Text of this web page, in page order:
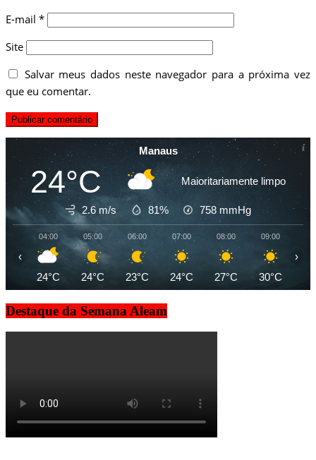
E-mail *
Site
Salvar meus dados neste navegador para a próxima vez
que eu comentar.
Manaus
24°C Maioritariamente limpo
2.6 m/s 81% 758 mmHg
04:00
24°C
05:00
24°C
06:00
23°C
07:00
24°C
08:00
27°C
09:00
30°C
‹ ›
Destaque da Semana Aleam